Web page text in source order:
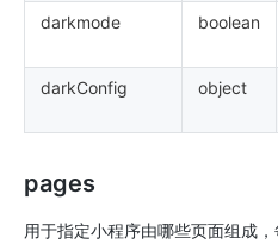
darkmode boolean
darkConfig object
pages
用于指定小程序由哪些页面组成